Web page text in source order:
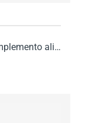
Promarine Collagen Peptides – complemento alimenticio con edulcorantes. Volumen: 1500 ml (30 х 50...